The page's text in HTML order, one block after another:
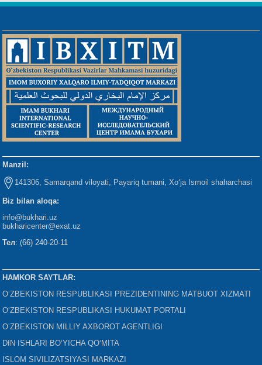
Manzil:
141306, Samarqand viloyati, Payariq tumani, Xo‘ja Ismoil shaharchasi
Biz bilan aloqa:
info@bukhari.uz
bukharicenter@exat.uz
Тел: (66) 240-20-11
HAMKOR SAYTLAR:
O‘ZBEKISTON RESPUBLIKASI PREZIDENTINING MATBUOT XIZMATI
O‘ZBEKISTON RESPUBLIKASI HUKUMAT PORTALI
O‘ZBEKISTON MILLIY AXBOROT AGENTLIGI
DIN ISHLARI BO‘YICHA QO‘MITA
ISLOM SIVILIZATSIYASI MARKAZI